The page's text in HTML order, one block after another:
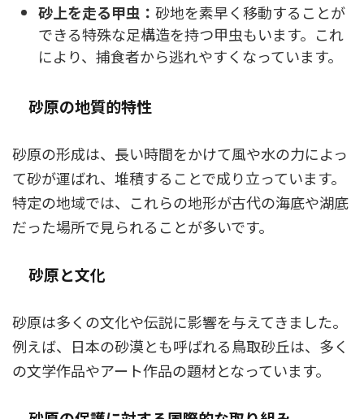
砂上を走る甲虫： 砂地を素早く移動することが
できる特殊な足構造を持つ甲虫もいます。これ
により、捕食者から逃れやすくなっています。
砂原の地質的特性
砂原の形成は、長い時間をかけて風や水の力によっ
て砂が運ばれ、堆積することで成り立っています。
特定の地域では、これらの地形が古代の海底や湖底
だった場所で見られることが多いです。
砂原と文化
砂原は多くの文化や伝説に影響を与えてきました。
例えば、日本の砂漠とも呼ばれる鳥取砂丘は、多く
の文学作品やアート作品の題材となっています。